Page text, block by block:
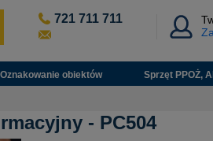
721 711 711
Oznakowanie obiektów Sprzęt PPOŻ,
- PC504